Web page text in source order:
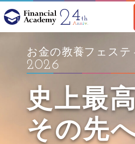
お金の教養フェステ
2026
史上最
その先